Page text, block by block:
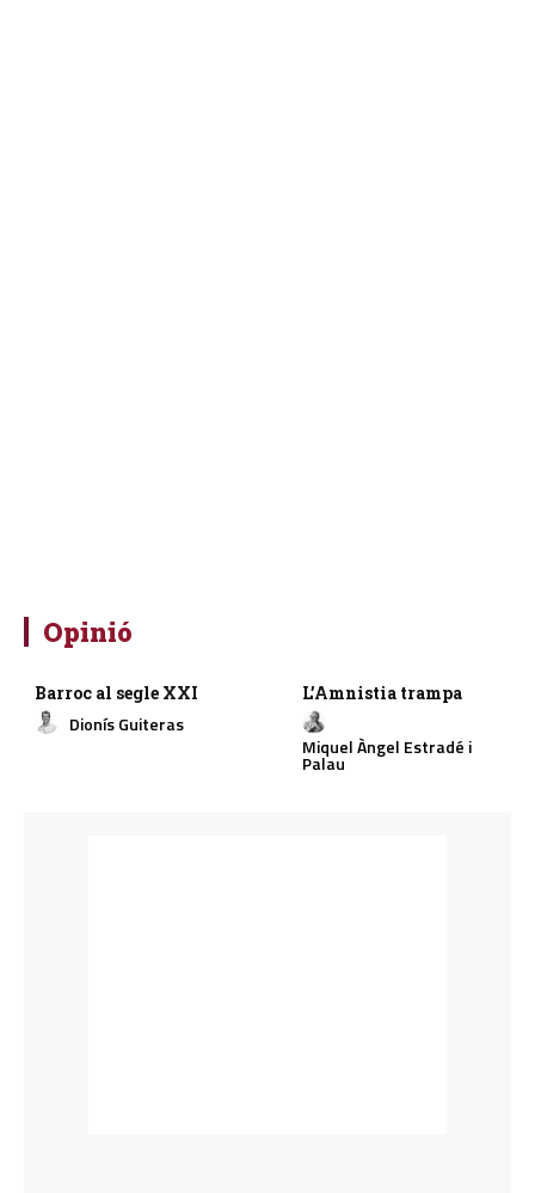
Opinió
Barroc al segle XXI
Dionís Guiteras
L’Amnistia trampa
Miquel Àngel Estradé i
Palau